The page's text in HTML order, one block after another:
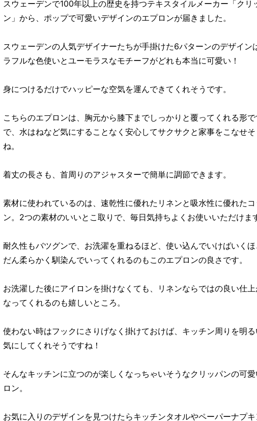
スウェーデンで100年以上の歴史を持つテキスタイルメーカー「クリ
ン」から、ポップで可愛いデザインのエプロンが届きました。
スウェーデンの人気デザイナーたちが手掛けた6パターンのデザイン
ラフルな色使いとユーモラスなモチーフがどれも本当に可愛い！
身につけるだけでハッピーな空気を運んできてくれそうです。
こちらのエプロンは、胸元から膝下までしっかりと覆ってくれる形
で、水はねなど気にすることなく安心してサクサクと家事をこなせ
ね。
着丈の長さも、首周りのアジャスターで簡単に調節できます。
素材に使われているのは、速乾性に優れたリネンと吸水性に優れた
ン。2つの素材のいいとこ取りで、毎日気持ちよくお使いいただけま
耐久性もバツグンで、お洗濯を重ねるほど、使い込んでいけばいく
だん柔らかく馴染んでいってくれるのもこのエプロンの良さです。
お洗濯した後にアイロンを掛けなくても、リネンならではの良い仕
なってくれるのも嬉しいところ。
使わない時はフックにさりげなく掛けておけば、キッチン周りを明
気にしてくれそうですね！
そんなキッチンに立つのが楽しくなっちゃいそうなクリッパンの可
ロン。
お気に入りのデザインを見つけたらキッチンタオルやペーパーナプ